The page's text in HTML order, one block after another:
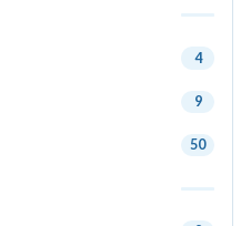
4
9
50